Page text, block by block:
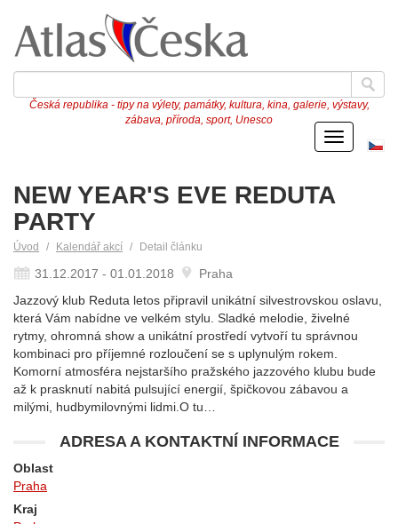
Česká republika - tipy na výlety, památky, kultura, kina, galerie, výstavy,
zábava, příroda, sport, Unesco
Menu
NEW YEAR'S EVE REDUTA
PARTY
Úvod Kalendář akcí Detail článku
31.12.2017 - 01.01.2018
Praha
Jazzový klub Reduta letos připravil unikátní silvestrovskou oslavu,
která Vám nabídne ve velkém stylu. Sladké melodie, živelné
rytmy, ohromná show a unikátní prostředí vytvoří tu správnou
kombinaci pro příjemné rozloučení se s uplynulým rokem.
Komorní atmosféra nejstaršího pražského jazzového klubu bude
až k prasknutí nabitá pulsující energií, špičkovou zábavou a
milými, hudbymilovnými lidmi.O tu…
ADRESA A KONTAKTNÍ INFORMACE
Oblast
Praha
Kraj